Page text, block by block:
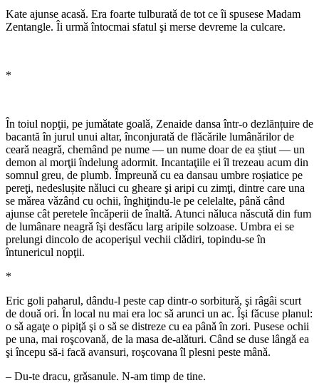
Kate ajunse acasǎ. Era foarte tulburatǎ de tot ce îi spusese Madam
Zentangle. Îi urmǎ întocmai sfatul şi merse devreme la culcare.
*
În toiul nopţii, pe jumǎtate goalǎ, Zenaide dansa într-o dezlănțuire de
bacantă în jurul unui altar, înconjuratǎ de flǎcǎrile lumânǎrilor de
cearǎ neagrǎ, chemând pe nume — un nume doar de ea știut — un
demon al morţii îndelung adormit. Incantaţiile ei îl trezeau acum din
somnul greu, de plumb. Împreunǎ cu ea dansau umbre roșiatice pe
pereţi, nedeslușite nǎluci cu gheare şi aripi cu zimţi, dintre care una
se mǎrea vǎzând cu ochii, înghiţindu-le pe celelalte, pânǎ când
ajunse cât peretele încǎperii de înaltǎ. Atunci nǎluca nǎscutǎ din fum
de lumânare neagrǎ îşi desfǎcu larg aripile solzoase. Umbra ei se
prelungi dincolo de acoperişul vechii clǎdiri, topindu-se în
întunericul nopţii.
*
Eric goli paharul, dându-l peste cap dintr-o sorbiturǎ, şi râgâi scurt
de douǎ ori. În local nu mai era loc sǎ arunci un ac. Îşi fǎcuse planul:
o sǎ agaţe o pipiţǎ şi o sǎ se distreze cu ea pânǎ în zori. Pusese ochii
pe una, mai roşcovanǎ, de la masa de-alǎturi. Când se duse lângǎ ea
şi începu să-i facă avansuri, roşcovana îl plesni peste mânǎ.
– Du-te dracu, grǎsanule. N-am timp de tine.